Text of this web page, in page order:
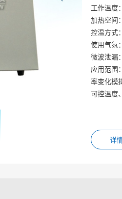
工作温度
加热空间
控温方式
使用气氛
微波泄漏
应用范围
率变化模
可控温度